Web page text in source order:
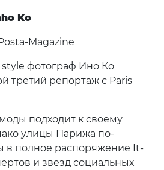
Ko
Magazine
фотограф Ино Ко
третий репортаж с Paris
подходит к своему
улицы Парижа по-
в полное распоряжение It-
и звезд социальных